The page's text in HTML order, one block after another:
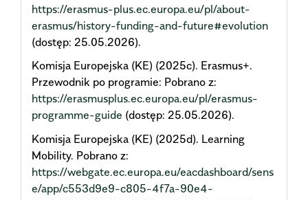
https://erasmus-plus.ec.europa.eu/pl/about-
erasmus/history-funding-and-future#evolution
(dostęp: 25.05.2026).
Komisja Europejska (KE) (2025c). Erasmus+.
Przewodnik po programie: Pobrano z:
https://erasmusplus.ec.europa.eu/pl/erasmus-
programme-guide (dostęp: 25.05.2026).
Komisja Europejska (KE) (2025d). Learning
Mobility. Pobrano z:
https://webgate.ec.europa.eu/eacdashboard/sens
e/app/c553d9e9-c805-4f7a-90e4-